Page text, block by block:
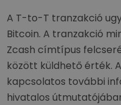
A T-to-T tranzakció
Bitcoin. A tranzakció
Zcash címtípus
között küldhető érték.
kapcsolatos további
hivatalos